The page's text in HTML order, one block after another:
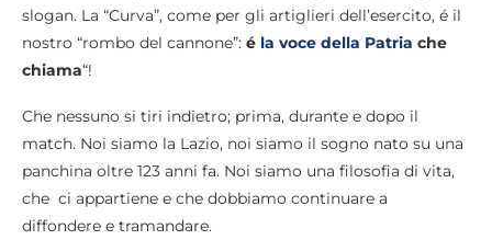
slogan. La “Curva”, come per gli artiglieri dell’esercito, é il
nostro “rombo del cannone”: é la voce della Patria che
chiama“!
Che nessuno si tiri indietro; prima, durante e dopo il
match. Noi siamo la Lazio, noi siamo il sogno nato su una
panchina oltre 123 anni fa. Noi siamo una filosofia di vita,
che ci appartiene e che dobbiamo continuare a
diffondere e tramandare.